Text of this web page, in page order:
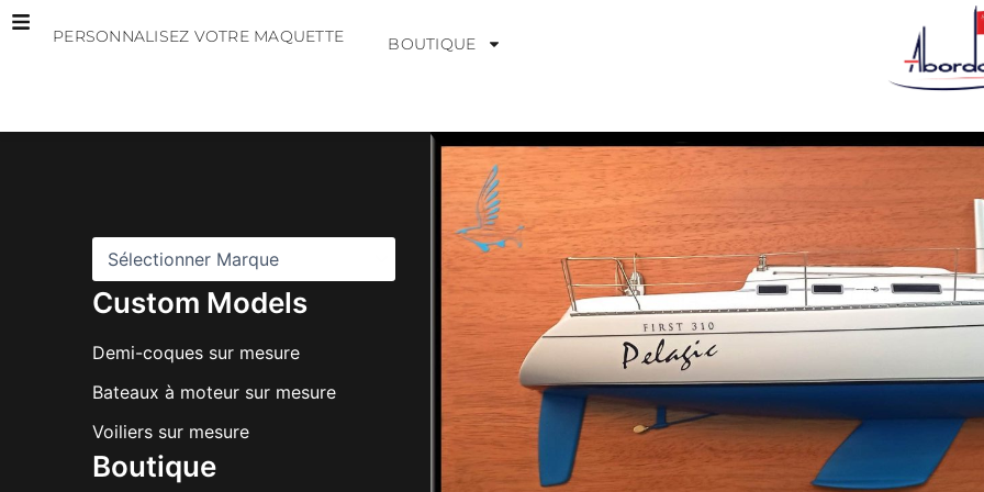
Aller
PERSONNALISEZ VOTRE MAQUETTE BOUTIQUE
Custom Models
Demi-coques sur mesure
Bateaux à moteur sur mesure
Voiliers sur mesure
Boutique